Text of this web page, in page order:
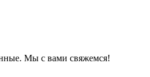
Мы с вами свяжемся!